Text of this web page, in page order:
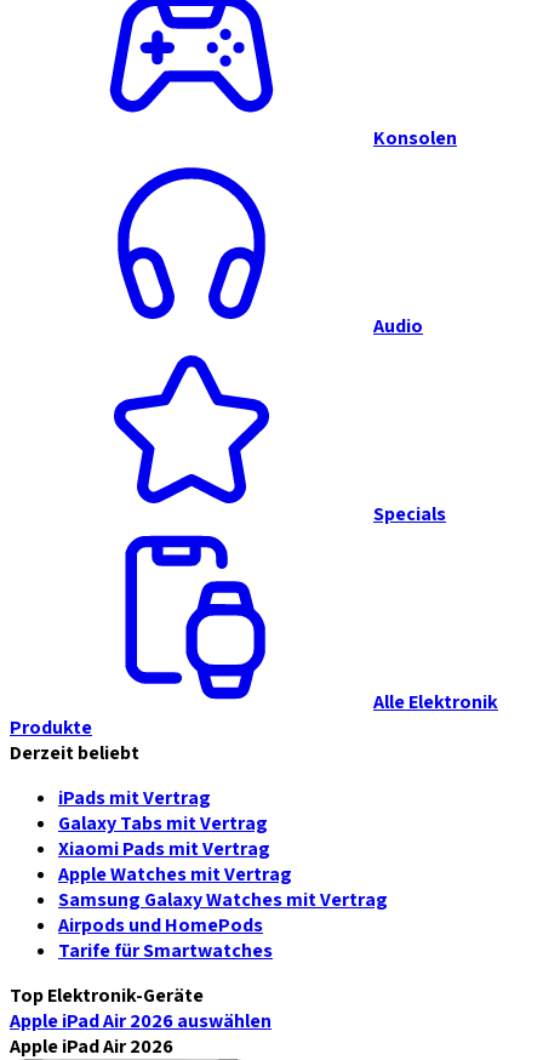
Konsolen
Audio
Specials
Alle Elektronik
Produkte
Derzeit beliebt
iPads mit Vertrag
Galaxy Tabs mit Vertrag
Xiaomi Pads mit Vertrag
Apple Watches mit Vertrag
Samsung Galaxy Watches mit Vertrag
Airpods und HomePods
Tarife für Smartwatches
Top Elektronik-Geräte
Apple iPad Air 2026auswählen
Apple iPad Air 2026